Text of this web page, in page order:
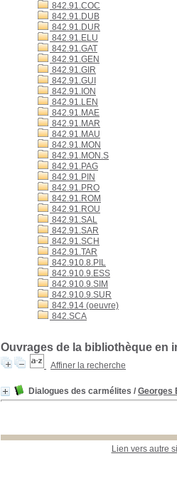
842.91.COC
842.91.DUB
842.91.DUR
842.91.ELU
842.91.GAT
842.91.GEN
842.91.GIR
842.91.GUI
842.91.ION
842.91.LEN
842.91.MAE
842.91.MAR
842.91.MAU
842.91.MON
842.91.MON.S
842.91.PAG
842.91.PIN
842.91.PRO
842.91.ROM
842.91.ROU
842.91.SAL
842.91.SAR
842.91.SCH
842.91.TAR
842.910.8.PIL
842.910.9.ESS
842.910.9.SIM
842.910.9.SUR
842.914 (oeuvre)
842.SCA
Ouvrages de la bibliothèque en
Affiner la recherche
Dialogues des carmélites / Georges
Lien vers autre